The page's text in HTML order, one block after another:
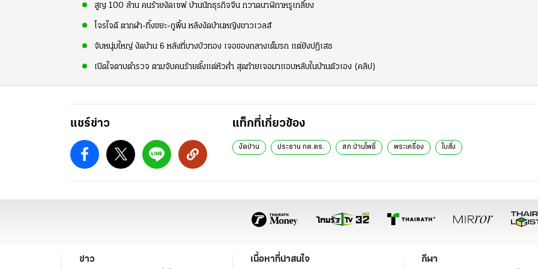
สูญ 100 ล้าน คนร้ายงัดเซฟ บ้านนักธุรกิจจีน กวาดนาฬิกาหรูเกลี้ยง
โจรใจดี ตากผ้า-ทิ้งขยะ-ถูพื้น หลังงัดบ้านหญิงชาวเวลส์
จับหนุ่มใหญ่ งัดบ้าน 6 หลังที่บางบัวทอง เจอของกลางเต็มรถ แต่ยังปฏิเสธ
เปิดใจดาบตำรวจ ตามจับคนร้ายตั้งแต่หัวค่ำ สุดท้ายเจอมาแอบหลับในบ้านตัวเอง (คลิป)
แชร์ข่าว แท็กที่เกี่ยวข้อง
งัดบ้าน ประธาน กต.ตร. สภ.บ้านโพธิ์ พระเครื่อง ใบสั่ง
ข่าว เนื้อหาที่น่าสนใจ กีฬา